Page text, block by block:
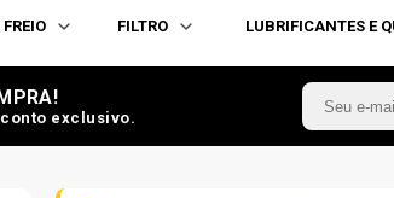
FREIO FILTRO LUBRIFICANTES E
exclusivo.